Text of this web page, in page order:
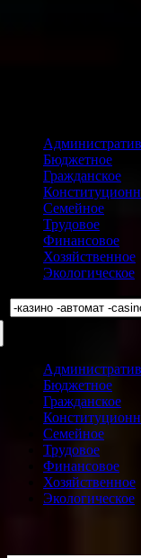
Бюджетное
Гражданское
Семейное
Трудовое
Финансовое
Хозяйственное
Экологическое
Искать:
Бюджетное
Гражданское
Семейное
Трудовое
Финансовое
Хозяйственное
Экологическое